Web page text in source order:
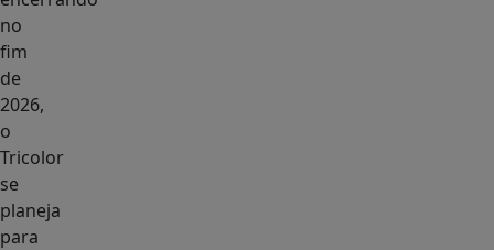
no
fim
de
2026,
o
Tricolor
se
planeja
para